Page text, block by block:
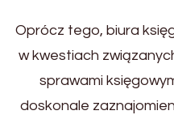
Oprócz tego, biura
w kwestiach
sprawami
doskonale